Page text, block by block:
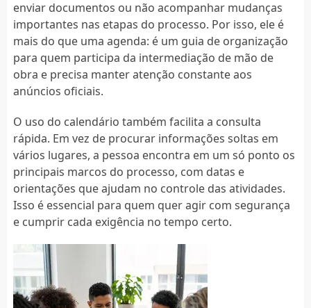
enviar documentos ou não acompanhar mudanças
importantes nas etapas do processo. Por isso, ele é
mais do que uma agenda: é um guia de organização
para quem participa da intermediação de mão de
obra e precisa manter atenção constante aos
anúncios oficiais.
O uso do calendário também facilita a consulta
rápida. Em vez de procurar informações soltas em
vários lugares, a pessoa encontra em um só ponto os
principais marcos do processo, com datas e
orientações que ajudam no controle das atividades.
Isso é essencial para quem quer agir com segurança
e cumprir cada exigência no tempo certo.